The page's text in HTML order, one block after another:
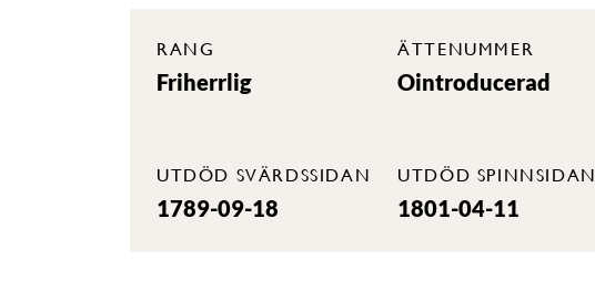
RANG
Friherrlig
ÄTTENUMMER
Ointroducerad
UTDÖD SVÄRDSSIDAN
1789-09-18
UTDÖD SPINNSIDAN
1801-04-11